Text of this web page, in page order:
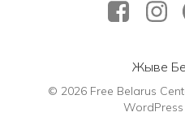
Жыве
© 2026 Free Belarus